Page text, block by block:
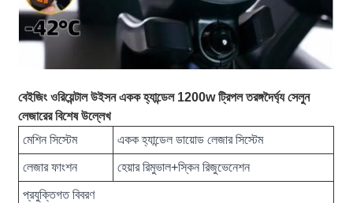
বেইজিং ওরিয়েন্টাল উইসন একক হ্যান্ডেল 1200w ট্রিপল তরঙ্গদৈর্ঘ্য সেলুন
লেজারের বিশেষ উল্লেখ
মেশিন সিস্টেম
একক হ্যান্ডেল ডায়োড লেজার সিস্টেম
লেজার ফাংশন হেয়ার রিমুভাল+স্কিন রিজুভেনেশন
প্রযুক্তিগত বিবরণ